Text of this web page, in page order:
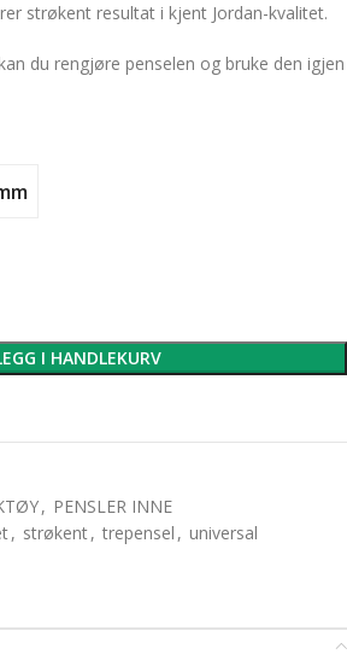
strøkent resultat i kjent Jordan-kvalitet.
du rengjøre penselen og bruke den igjen
I HANDLEKURV
, PENSLER INNE
, strøkent, trepensel , universal